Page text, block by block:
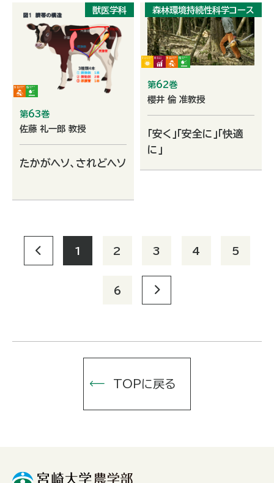
獣医学科
第63巻
佐藤 礼一郎 教授
たかがヘソ、されどヘソ
森林環境持続性科学コース
第62巻
櫻井 倫 准教授
「安く」「安全に」「快適
に」
1 2 3 4 5
6
TOPに戻る